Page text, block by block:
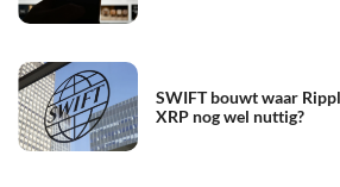
SWIFT bouwt waar
XRP nog wel nuttig?